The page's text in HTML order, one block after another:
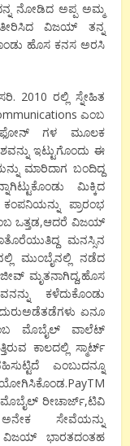
ನೋಡಿದ ಅಪ್ಪ ಅಮ್ಮ
ತೀರಿಸಿದ ವಿಜಯ್ ತನ್ನ
ಹೊಸ ಕನಸ ಅರಸಿ
2010 ರಲ್ಲಿ ಸ್ನೇಹಿತ
ಎಂಬ
ಫೋನ್ ಗಳ ಮೂಲಕ
ಇಟ್ಟುಗೊಂದು ಈ
ಮಾರಿದಾಗ ಬಂದಿದ್ದ
ಮಿಕ್ಕಿದ
ಪ್ರಾರಂಭ
ಒತ್ತಡ,ಆದರೆ ವಿಜಯ್
ಮನಸ್ಸಿನ
ಮುಂಬೈನಲ್ಲಿ ನಡೆದ
ಮೃತನಾಗಿದ್ದ,ಹೊಸ
ಕಳೆದುಕೊಂಡು
ಏನೂ
ಮೊಬೈಲ್ ವಾಲೆಟ್
ಕಾಲದಲ್ಲಿ ಸ್ಮಾರ್ಟ್
ಎಂಬುದನ್ನೂ
ರೀಚಾರ್ಜ್,ಟಿ‌ವಿ
ಸೇವೆಯನ್ನು
ವಿಜಯ್ ಭಾರತದಂತಹ